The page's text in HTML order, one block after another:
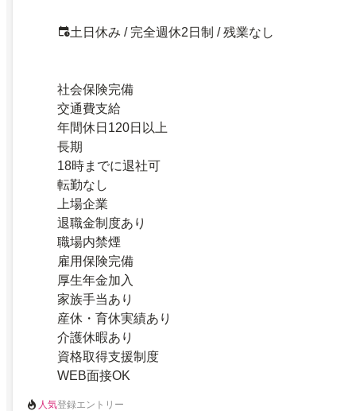
土日休み / 完全週休2日制 / 残業なし
社会保険完備
交通費支給
年間休日120日以上
長期
18時までに退社可
転勤なし
上場企業
退職金制度あり
職場内禁煙
雇用保険完備
厚生年金加入
家族手当あり
産休・育休実績あり
介護休暇あり
資格取得支援制度
WEB面接OK
人気登録エントリー